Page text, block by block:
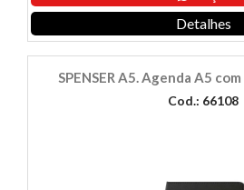
Detalhes
SPENSER A5. Agenda A5
Cod.: 66108